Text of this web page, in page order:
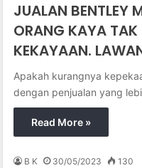
JUALAN BENTLEY
ORANG KAYA
KEKAYAAN.
Apakah kurangnya
dengan penjualan yang
Read More »
B K 30/05/2023 130